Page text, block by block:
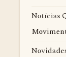
Notícias